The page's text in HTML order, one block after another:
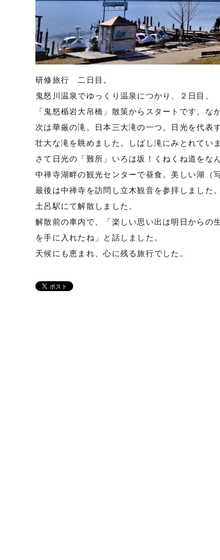
研修旅行 二日目。
鬼怒川温泉でゆっくり温泉につかり、２日目。
「鬼怒楯岩大吊橋」散策からスタートです。な
次は華厳の滝。日本三大滝の一つ。日光を代表
壮大な滝を眺めました。しばし滝にみとれてい
さて日光の「難所」いろは坂！くねくね道をな
中禅寺湖畔の観光センターで昼食。美しい湖（
最後は中禅寺を訪問し立木観音を参拝しました
土呂駅にて解散しました。
解散前の車内で、「楽しい思い出は明日からの
を手に入れたね」と話しました。
天候にも恵まれ、心に残る旅行でした。